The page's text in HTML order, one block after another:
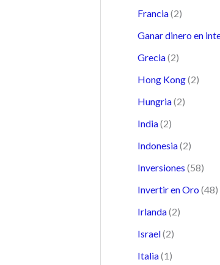
Francia(2)
Ganar dinero en
Grecia(2)
Hong Kong(2)
Hungria(2)
India(2)
Indonesia(2)
Inversiones (58)
Invertir en Oro (48)
Irlanda(2)
Israel(2)
Italia(1)